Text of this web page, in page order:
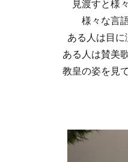
見渡すと様
様々な言
ある人は目
ある人は賛美
教皇の姿を見